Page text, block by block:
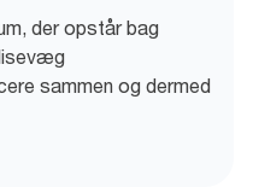
der opstår bag
sammen og dermed